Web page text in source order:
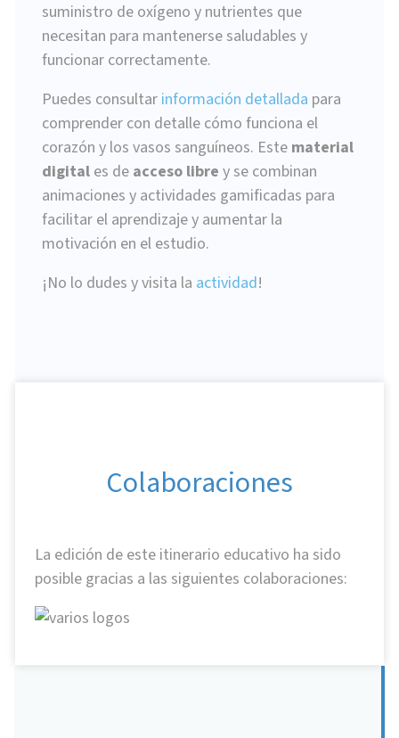
suministro de oxígeno y nutrientes que
necesitan para mantenerse saludables y
funcionar correctamente.
Puedes consultar información detallada para
comprender con detalle cómo funciona el
corazón y los vasos sanguíneos. Este material
digital es de acceso libre y se combinan
animaciones y actividades gamificadas para
facilitar el aprendizaje y aumentar la
motivación en el estudio.
¡No lo dudes y visita la actividad!
Colaboraciones
La edición de este itinerario educativo ha sido
posible gracias a las siguientes colaboraciones: